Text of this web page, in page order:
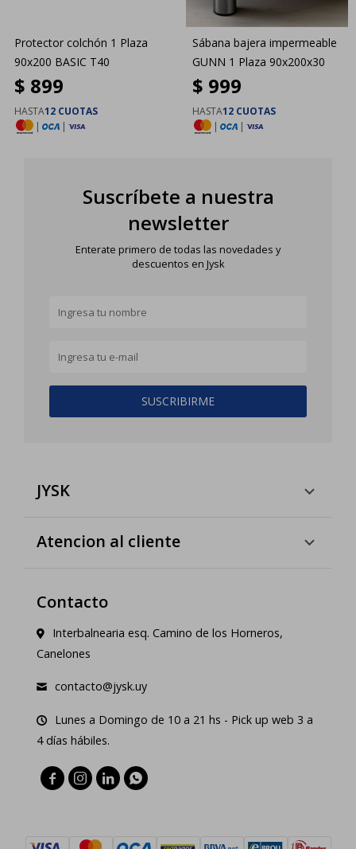
Protector colchón 1 Plaza
90x200 BASIC T40
$ 899
HASTA12 CUOTAS
|
|
Sábana bajera impermeable
GUNN 1 Plaza 90x200x30
$ 999
HASTA12 CUOTAS
|
|
Suscríbete a nuestra
newsletter
Enterate primero de todas las novedades y
descuentos en Jysk
SUSCRIBIRME
JYSK
Atencion al cliente
Contacto
Interbalnearia esq. Camino de los Horneros,
Canelones
contacto@jysk.uy
Lunes a Domingo de 10 a 21 hs - Pick up web 3 a
4 días hábiles.
   